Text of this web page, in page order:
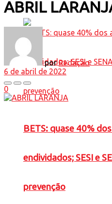
BETS: quase 40%
endividados; SESI e
prevenção
ABRIL
por Redação
6 de abril de 2022
0